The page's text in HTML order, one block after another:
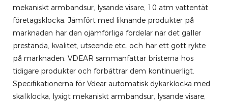
mekaniskt armbandsur, lysande visare, 10 atm vattentät
företagsklocka. Jämfört med liknande produkter på
marknaden har den ojämförliga fördelar när det gäller
prestanda, kvalitet, utseende etc. och har ett gott rykte
på marknaden. VDEAR sammanfattar bristerna hos
tidigare produkter och förbättrar dem kontinuerligt.
Specifikationerna för Vdear automatisk dykarklocka med
skalklocka, lyxigt mekaniskt armbandsur, lysande visare,